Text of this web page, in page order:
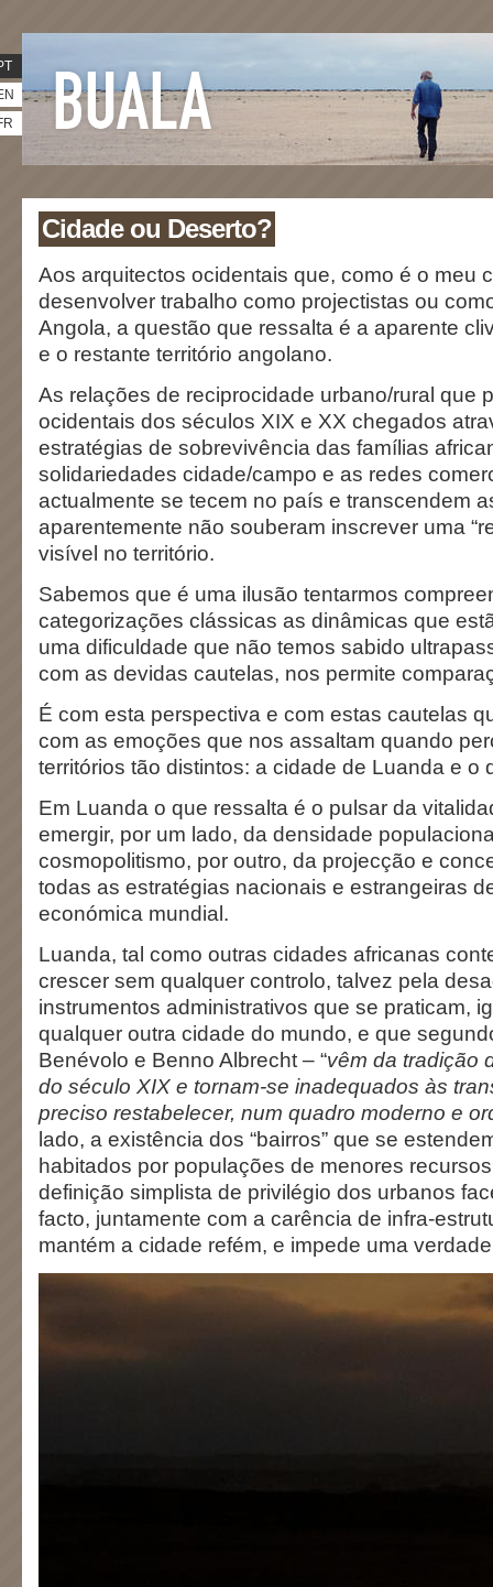
Cidade ou Deserto?
Aos arquitectos ocidentais que, como é o meu
desenvolver trabalho como projectistas ou
Angola, a questão que ressalta é a aparente
e o restante território angolano.
As relações de reciprocidade urbano/rural que
ocidentais dos séculos XIX e XX chegados
estratégias de sobrevivência das famílias
solidariedades cidade/campo e as redes
actualmente se tecem no país e transcendem
aparentemente não souberam inscrever uma
visível no território.
Sabemos que é uma ilusão tentarmos
categorizações clássicas as dinâmicas que
uma dificuldade que não temos sabido
com as devidas cautelas, nos permite
É com esta perspectiva e com estas cautelas
com as emoções que nos assaltam quando
territórios tão distintos: a cidade de Luanda e o
Em Luanda o que ressalta é o pulsar da
emergir, por um lado, da densidade
cosmopolitismo, por outro, da projecção e
todas as estratégias nacionais e estrangeiras
económica mundial.
Luanda, tal como outras cidades africanas
crescer sem qualquer controlo, talvez pela
instrumentos administrativos que se praticam,
qualquer outra cidade do mundo, e que
Benévolo e Benno Albrecht – “vêm da tradição
do século XIX e tornam-se inadequados às
preciso restabelecer, num quadro moderno e
lado, a existência dos “bairros” que se
habitados por populações de menores
definição simplista de privilégio dos urbanos
facto, juntamente com a carência de infra-
mantém a cidade refém, e impede uma